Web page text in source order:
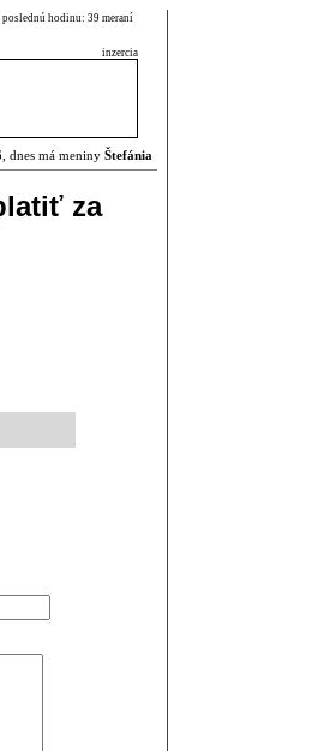
poslednú hodinu: 39 meraní
inzercia
dnes má meniny Štefánia
za